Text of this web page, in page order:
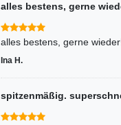
alles bestens, gerne
alles bestens, gerne
Ina H.
spitzenmäßig.